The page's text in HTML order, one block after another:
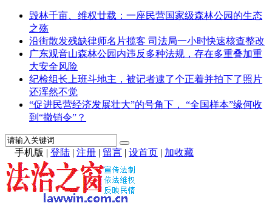
毁林千亩、维权廿载：一座民营国家级森林公园的生态
之殇
沿街散发残缺律师名片揽客 司法局一小时快速核查整改
广东观音山森林公园内违反多种法规，存在多重叠加重
大安全风险
纪检组长上班斗地主，被记者逮了个正着并拍下了照片
还浑然不觉
“促进民营经济发展壮大”的号角下， “全国样本”缘何收
到“撤销令”？
手机版 | 登陆 | 注册 | 留言 | 设首页 | 加收藏